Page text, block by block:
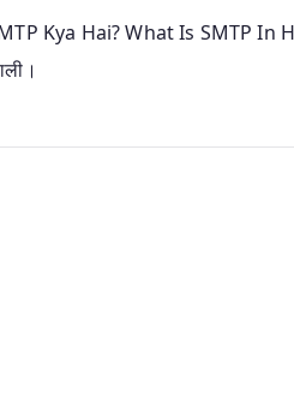
Kya Hai? What Is SMTP In